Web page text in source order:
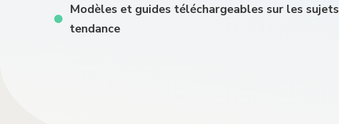
Modèles et guides téléchargeables sur les sujets
tendance